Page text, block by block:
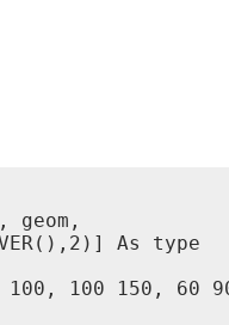
As type
100 150, 60